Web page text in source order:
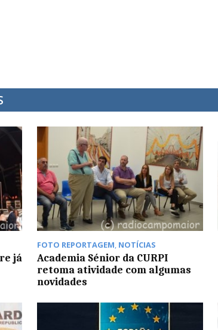
já
FOTO REPORTAGEM, NOTÍCIAS
Academia Sénior da CURPI
retoma atividade com algumas
novidades